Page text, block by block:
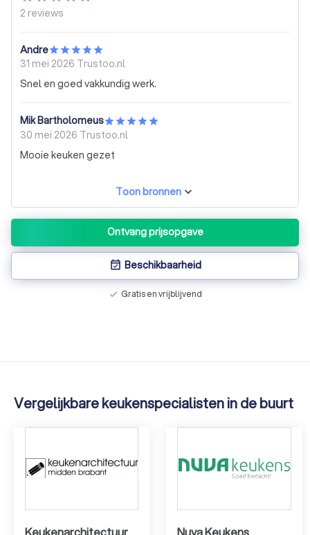
2 reviews
Andre
31 mei 2026 Trustoo.nl
Snel en goed vakkundig werk.
Mik Bartholomeus
30 mei 2026 Trustoo.nl
Mooie keuken gezet
Toon bronnen
Ontvang prijsopgave
event_available Beschikbaarheid
check Gratis en vrijblijvend
Vergelijkbare keukenspecialisten in de buurt
Keukenarchitectuur
Nuva Keukens